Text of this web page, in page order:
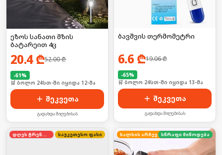
ეზოს სანათი მზის
ბატარეით 4ც
20.4₾52.00₾
-61%
🛒 ბოლო 24სთ-ში იყიდა 12-მა
შეკვეთა
გადახდა მიღებისას
ბავშვის თერმომეტრი
6.6 ₾19.06₾
-65%
🛒 ბოლო 24სთ-ში იყიდა 13-მა
შეკვეთა
გადახდა მიღებისას
დღეს ტრენდში საუკეთესო ფასი ხალხის არჩევანისწრაფი მიწოდება